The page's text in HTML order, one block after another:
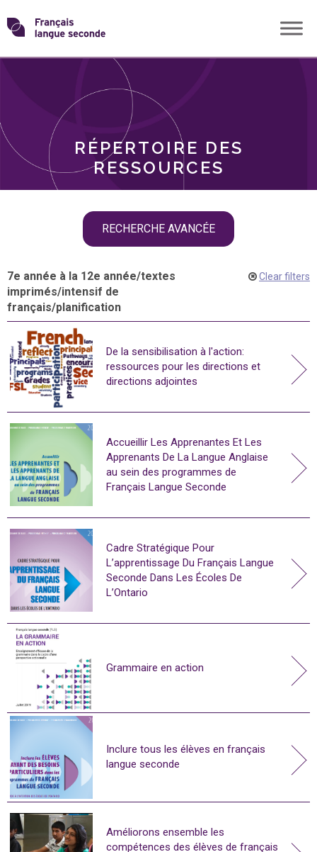
Skip
toTransformons
langue
RÉPERTOIRE DES
RESSOURCES
RECHERCHE AVANCÉE
THÈMES
7e année à la 12e année/textes
imprimés/intensif de
français/planification
Clear filters
De la sensibilisation à l'action:
ressources pour les directions et
directions adjointes
Accueillir Les Apprenantes Et Les
Apprenants De La Langue Anglaise
au sein des programmes de
Français Langue Seconde
Cadre Stratégique Pour
L’apprentissage Du Français Langue
Seconde Dans Les Écoles De
L’Ontario
Grammaire en action
Inclure tous les élèves en français
langue seconde
Améliorons ensemble les
compétences des élèves de français